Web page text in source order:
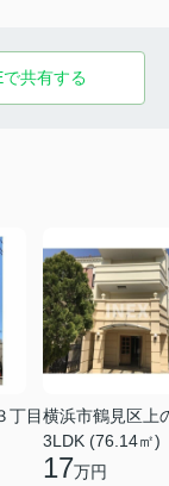
で共有する
丁目横浜市鶴見区上
3LDK (76.14㎡)
17万円